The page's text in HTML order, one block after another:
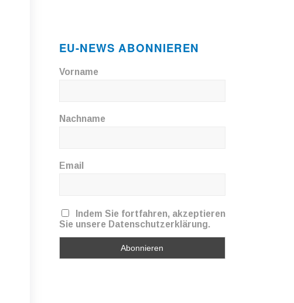
EU-NEWS ABONNIEREN
Vorname
Nachname
Email
Indem Sie fortfahren, akzeptieren
Sie unsere Datenschutzerklärung.